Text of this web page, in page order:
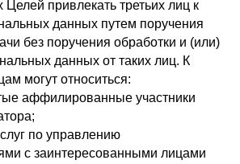
привлекать третьих лиц к
данных путем поручения
без поручения обработки и (или)
данных от таких лиц. К
могут относиться:
аффилированные участники
по управлению
с заинтересованными лицами